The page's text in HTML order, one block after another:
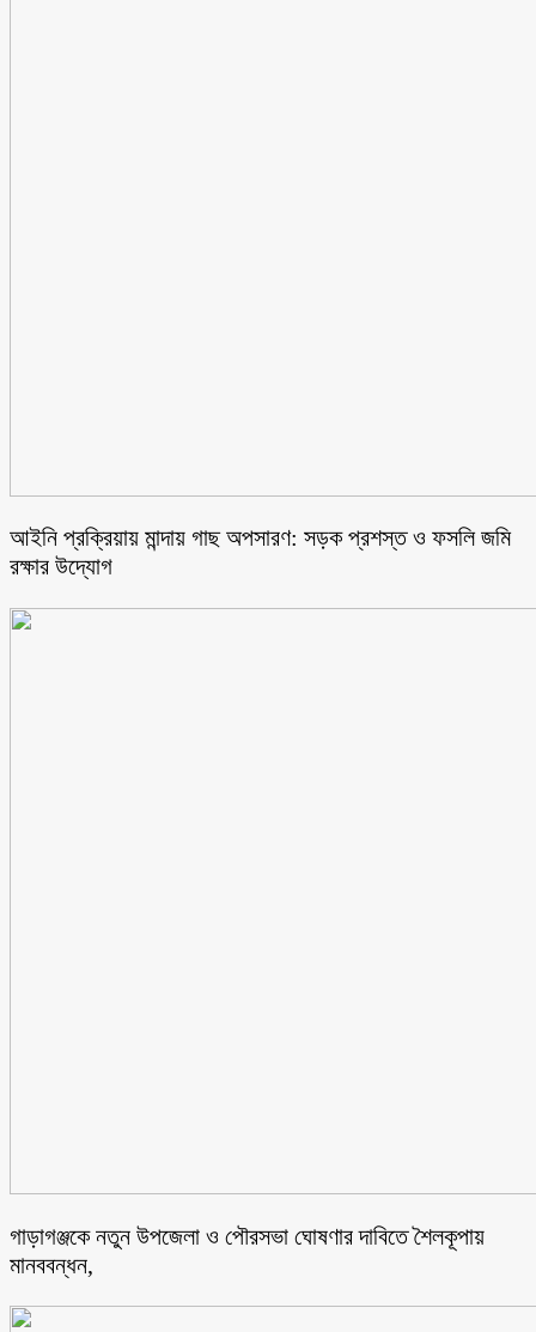
আইনি প্রক্রিয়ায় মান্দায় গাছ অপসারণ: সড়ক প্রশস্ত ও ফসলি জমি
রক্ষার উদ্যোগ
গাড়াগঞ্জকে নতুন উপজেলা ও পৌরসভা ঘোষণার দাবিতে শৈলকূপায়
মানববন্ধন,